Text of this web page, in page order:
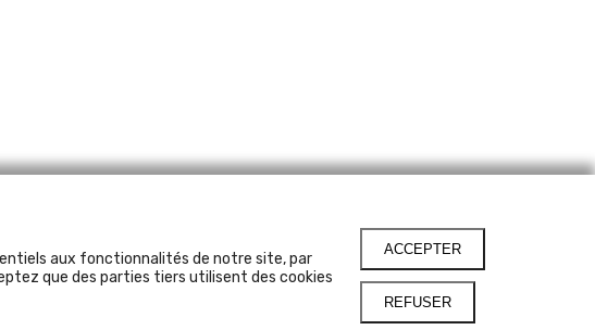
aux fonctionnalités de notre site, par
que des parties tiers utilisent des cookies
ACCEPTER
REFUSER